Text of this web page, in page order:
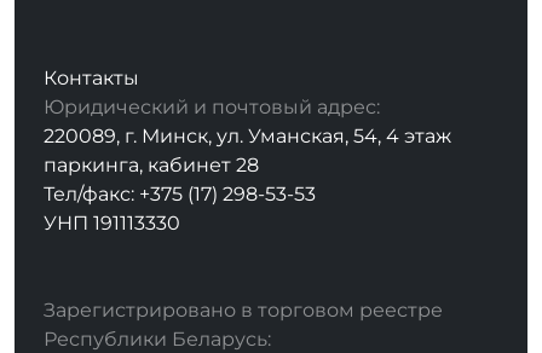
Контакты
Юридический и почтовый адрес:
220089, г. Минск, ул. Уманская, 54, 4 этаж
паркинга, кабинет 28
Тел/факс: +375 (17) 298-53-53
УНП 191113330
Зарегистрировано в торговом реестре
Республики Беларусь: